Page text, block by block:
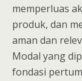
memperluas
produk, dan
aman dan
Modal yang
fondasi